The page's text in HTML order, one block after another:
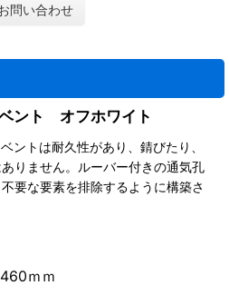
問い合わせ
ント オフホワイト
ントは耐久性があり、錆びたり、
りません。ルーバー付きの通気孔
要な要素を排除するように構築さ
ｍｍ